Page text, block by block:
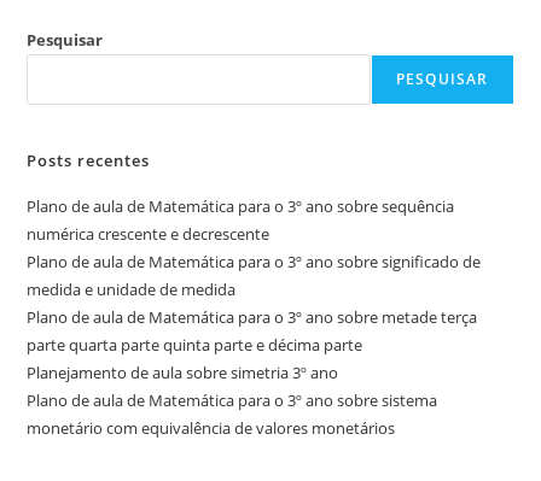
Pesquisar
PESQUISAR
Posts recentes
Plano de aula de Matemática para o 3º ano sobre sequência
numérica crescente e decrescente
Plano de aula de Matemática para o 3º ano sobre significado de
medida e unidade de medida
Plano de aula de Matemática para o 3º ano sobre metade terça
parte quarta parte quinta parte e décima parte
Planejamento de aula sobre simetria 3º ano
Plano de aula de Matemática para o 3º ano sobre sistema
monetário com equivalência de valores monetários